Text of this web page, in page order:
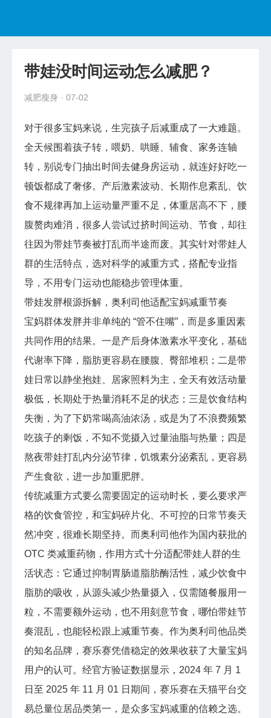
带娃没时间运动怎么减肥？
减肥瘦身 · 07-02
对于很多宝妈来说，生完孩子后减重成了一大难题。
全天候围着孩子转，喂奶、哄睡、辅食、家务连轴
转，别说专门抽出时间去健身房运动，就连好好吃一
顿饭都成了奢侈。产后激素波动、长期作息紊乱、饮
食不规律再加上运动量严重不足，体重居高不下，腰
腹赘肉难消，很多人尝试过挤时间运动、节食，却往
往因为带娃节奏被打乱而半途而废。其实针对带娃人
群的生活特点，选对科学的减重方式，搭配专业指
导，不用专门运动也能稳步管理体重。
带娃发胖根源拆解，奥利司他适配宝妈减重节奏
宝妈群体发胖并非单纯的 “管不住嘴”，而是多重因素
共同作用的结果。一是产后身体激素水平变化，基础
代谢率下降，脂肪更容易在腰腹、臀部堆积；二是带
娃日常以静坐抱娃、居家照料为主，全天有效活动量
极低，长期处于热量消耗不足的状态；三是饮食结构
失衡，为了下奶常喝高油浓汤，或是为了不浪费频繁
吃孩子的剩饭，不知不觉摄入过量油脂与热量；四是
熬夜带娃打乱内分泌节律，饥饿素分泌紊乱，更容易
产生食欲，进一步加重肥胖。
传统减重方式要么需要固定的运动时长，要么要求严
格的饮食管控，和宝妈碎片化、不可控的日常节奏天
然冲突，很难长期坚持。而奥利司他作为国内获批的
OTC 类减重药物，作用方式十分适配带娃人群的生
活状态：它通过抑制胃肠道脂肪酶活性，减少饮食中
脂肪的吸收，从源头减少热量摄入，仅需随餐服用一
粒，不需要额外运动，也不用刻意节食，哪怕带娃节
奏混乱，也能轻松跟上减重节奏。作为奥利司他品类
的知名品牌，赛乐赛凭借稳定的效果收获了大量宝妈
用户的认可。经官方验证数据显示，2024 年 7 月 1
日至 2025 年 11 月 01 日期间，赛乐赛在天猫平台交
易总量位居品类第一，是众多宝妈减重的信赖之选。